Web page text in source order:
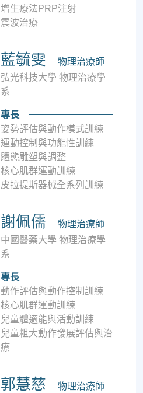
增生療法PRP注射
震波治療
藍毓雯
物理治療師
弘光科技大學 物理治療學
系
專長
姿勢評估與動作模式訓練
運動控制與功能性訓練
體態雕塑與調整
核心肌群運動訓練
皮拉提斯器械全系列訓練
謝佩儒
物理治療師
中國醫藥大學 物理治療學
系
專長
動作評估與動作控制訓練
核心肌群運動訓練
兒童體適能與活動訓練
兒童粗大動作發展評估與治
療
郭慧慈
物理治療師